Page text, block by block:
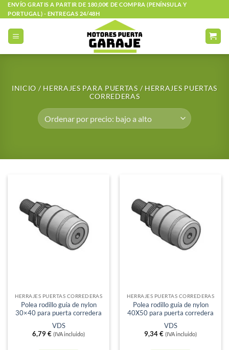
Saltar
al
contenido
ENVÍO GRATIS A PARTIR DE 180,00€ DE COMPRA (PENÍNSULA Y
PORTUGAL) - ENTREGAS 24/48H
INICIO / HERRAJES PARA PUERTAS /HERRAJES PUERTAS
CORREDERAS
HERRAJES PUERTAS CORREDERAS
Polea rodillo guía de nylon
30×40 para puerta corredera
VDS
6,79€ (IVA incluido)
HERRAJES PUERTAS CORREDERAS
Polea rodillo guía de nylon
40X50 para puerta corredera
VDS
9,34€ (IVA incluido)